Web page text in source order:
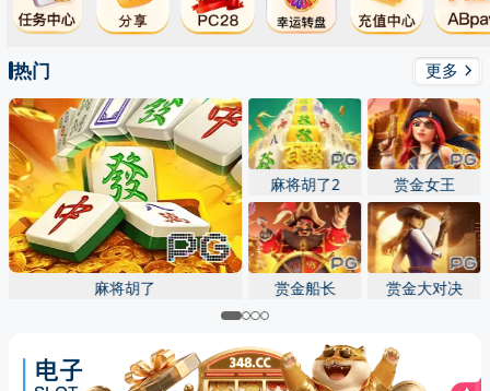
麻将胡了
麻将胡了2 赏金女王
赏金船长 赏金大对决
关闭
先点击，再“添加到主屏幕”